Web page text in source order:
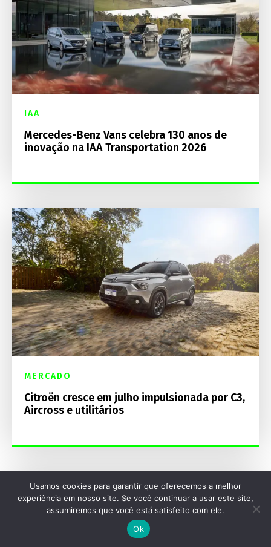
IAA
Mercedes-Benz Vans celebra 130 anos de
inovação na IAA Transportation 2026
MERCADO
Citroën cresce em julho impulsionada por C3,
Aircross e utilitários
Usamos cookies para garantir que oferecemos a melhor
experiência em nosso site. Se você continuar a usar este site,
assumiremos que você está satisfeito com ele.
Ok